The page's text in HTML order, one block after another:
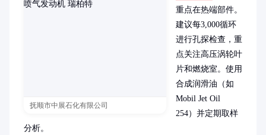
抚顺市中展石化有限公司
重点在热端部件。
建议每3,000循环
进行孔探检查，重
点关注高压涡轮叶
片和燃烧室。使用
合成润滑油（如
Mobil Jet Oil
254）并定期取样
分析。